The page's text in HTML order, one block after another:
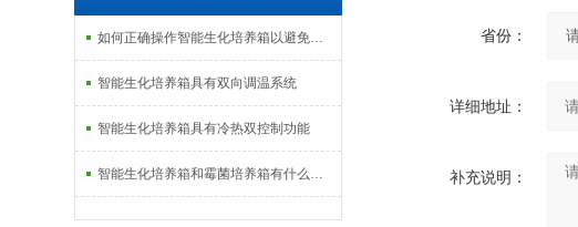
如何正确操作智能生化培养箱以避免事故发生
智能生化培养箱具有双向调温系统
智能生化培养箱具有冷热双控制功能
智能生化培养箱和霉菌培养箱有什么区别？
省份：
详细地址：
补充说明：